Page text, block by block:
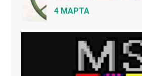
4 МАРТА